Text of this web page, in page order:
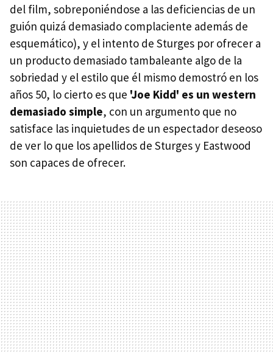
del film, sobreponiéndose a las deficiencias de un
guión quizá demasiado complaciente además de
esquemático), y el intento de Sturges por ofrecer a
un producto demasiado tambaleante algo de la
sobriedad y el estilo que él mismo demostró en los
años 50, lo cierto es que 'Joe Kidd' es un western
demasiado simple, con un argumento que no
satisface las inquietudes de un espectador deseoso
de ver lo que los apellidos de Sturges y Eastwood
son capaces de ofrecer.